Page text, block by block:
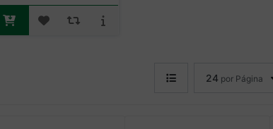
24 por Página